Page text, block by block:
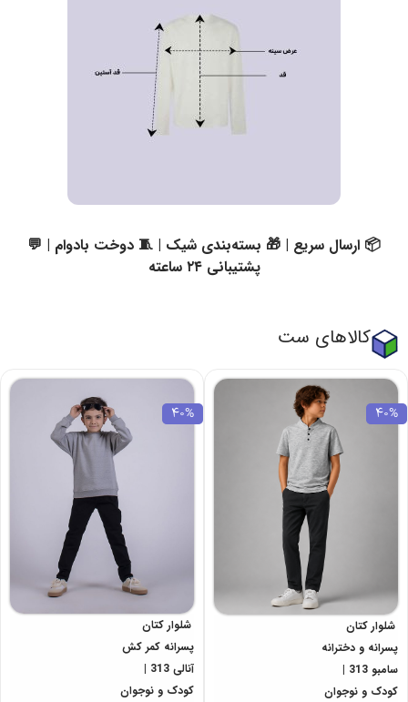
📦 ارسال سریع | 🎁 بسته‌بندی شیک | 🧵 دوخت بادوام | 💬
پشتیبانی ۲۴ ساعته
کالاهای ست
40%
شلوار کتان
پسرانه و دخترانه
سامبو 313 |
کودک و نوجوان
40%
شلوار کتان
پسرانه کمر کش
آنالی 313 |
کودک و نوجوان